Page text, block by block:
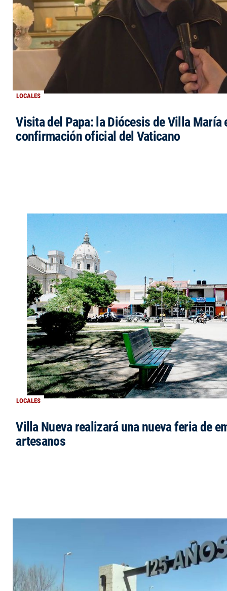
LOCALES
Visita del Papa: la Diócesis de Villa María
confirmación oficial del Vaticano
LOCALES
Villa Nueva realizará una nueva feria de
artesanos